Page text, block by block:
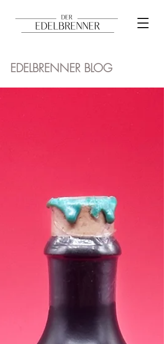
EDELBRENNER BLOG